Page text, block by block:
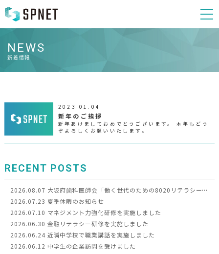
NEWS
新着情報
2023.01.04
新年のご挨拶
新年あけましておめでとうございます。 本年もどう
ぞよろしくお願いいたします。
RECENT POSTS
2026.08.07 大阪府歯科医師会「働く世代のための8020リテラシー向上事業」令和8年度モデル事業に選定されました
2026.07.23 夏季休暇のお知らせ
2026.07.10 マネジメント力強化研修を実施しました
2026.06.30 金融リテラシー研修を実施しました
2026.06.24 近隣中学校で職業講話を実施しました
2026.06.12 中学生の企業訪問を受けました